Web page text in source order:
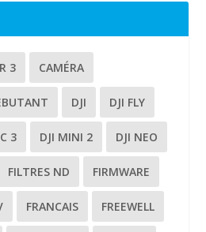
3 CAMÉRA
DJI DJI FLY
3 DJI MINI 2 DJI NEO
FILTRES ND FIRMWARE
FRANCAIS FREEWELL